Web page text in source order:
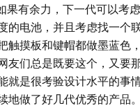
果有余力，下一代可以考
的电池，并且考虑找一个
触摸板和键帽都做墨蓝色
友们总是既要这个，又要
就是很考验设计水平的事
地做了好几代优秀的产品